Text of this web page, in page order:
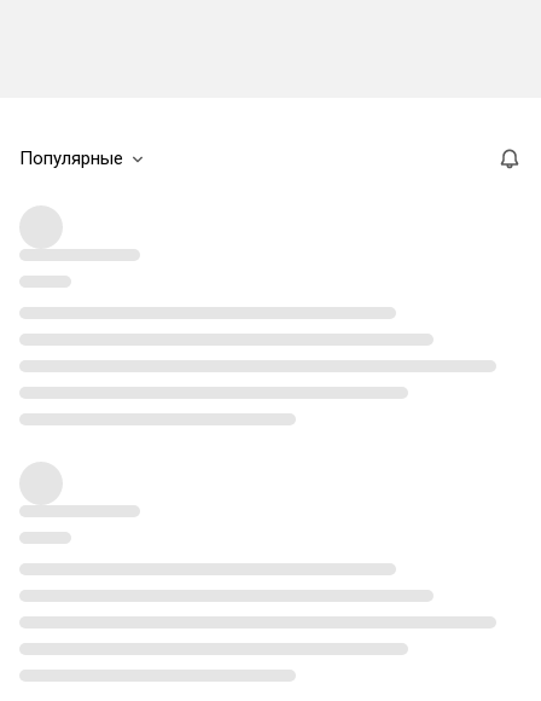
Популярные